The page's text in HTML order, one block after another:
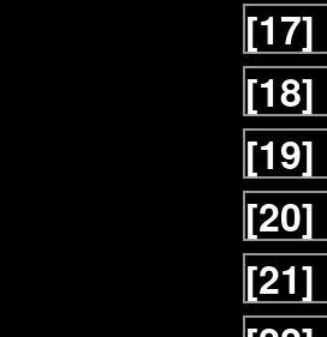
[17]
[18]
[19]
[20]
[21]